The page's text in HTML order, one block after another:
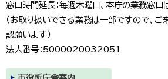
窓口時間延長：毎週木曜日、本庁の業務窓
（お取り扱いできる業務は一部ですので、
認願います）
法人番号：5000020032051